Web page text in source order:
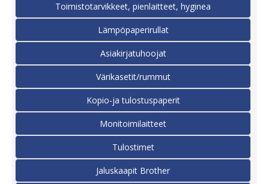
Toimistotarvikkeet, pienlaitteet, hyginea
Lämpöpaperirullat
Asiakirjatuhoojat
Värikasetit/rummut
Kopio-ja tulostuspaperit
Monitoimilaitteet
Tulostimet
Jaluskaapit Brother